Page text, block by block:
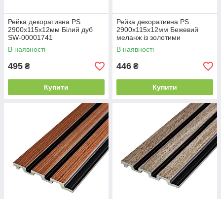
Рейка декоративна PS
2900х115х12мм Білий дуб
SW-00001741
В наявності
495 ₴
Купити
Рейка декоративна PS
2900х115х12мм Бежевий
меланж із золотими
вкрапленнями (D) SW-
00001742
В наявності
446 ₴
Купити